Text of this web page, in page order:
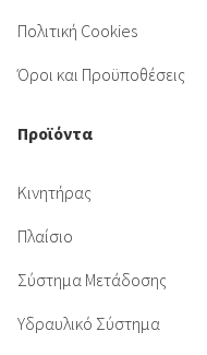
Πολιτική Cookies
Όροι και Προϋποθέσεις
Προϊόντα
Κινητήρας
Πλαίσιο
Σύστημα Μετάδοσης
Υδραυλικό Σύστημα